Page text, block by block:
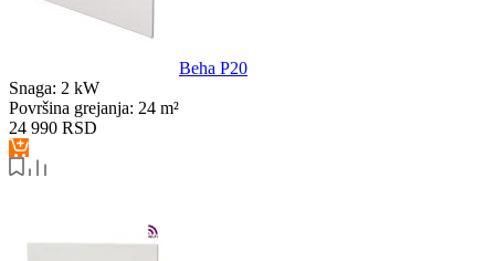
Beha P20
Snaga: 2 kW
Površina grejanja: 24 m²
24 990 RSD